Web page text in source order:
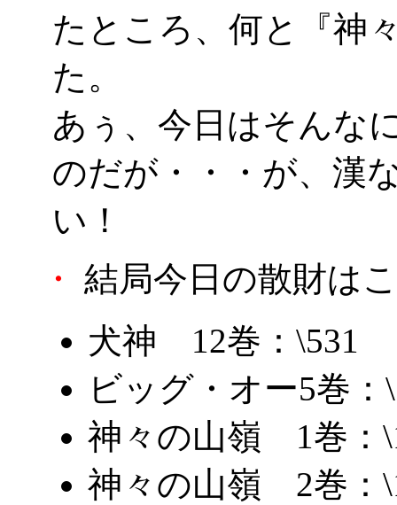
たところ、何と『神
た。
あぅ、今日はそんな
のだが・・・が、漢
い！
・
結局今日の散財は
犬神 12巻：\531
ビッグ・オー5巻：
神々の山嶺 1巻：
神々の山嶺 2巻：